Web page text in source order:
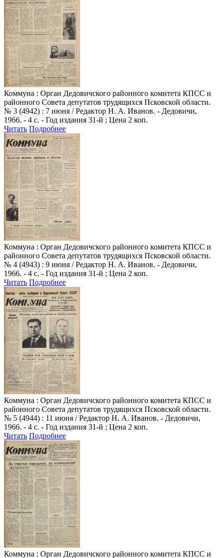
Коммуна : Орган Дедовичского районного комитета КПСС и
районного Совета депутатов трудящихся Псковской области.
№ 3 (4942) : 7 июня / Редактор Н. А. Иванов. - Дедовичи,
1966. - 4 с. - Год издания 31-й ; Цена 2 коп.
Читать Подробнее
Коммуна : Орган Дедовичского районного комитета КПСС и
районного Совета депутатов трудящихся Псковской области.
№ 4 (4943) : 9 июня / Редактор Н. А. Иванов. - Дедовичи,
1966. - 4 с. - Год издания 31-й ; Цена 2 коп.
Читать Подробнее
Коммуна : Орган Дедовичского районного комитета КПСС и
районного Совета депутатов трудящихся Псковской области.
№ 5 (4944) : 11 июня / Редактор Н. А. Иванов. - Дедовичи,
1966. - 4 с. - Год издания 31-й ; Цена 2 коп.
Читать Подробнее
Коммуна : Орган Дедовичского районного комитета КПСС и